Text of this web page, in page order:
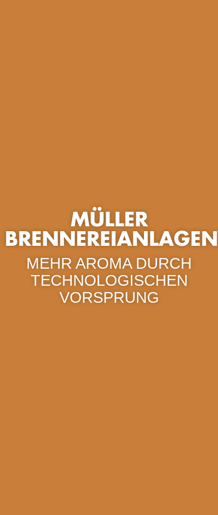
MÜLLER
BRENNEREIANLAGEN
MEHR AROMA DURCH
TECHNOLOGISCHEN
VORSPRUNG